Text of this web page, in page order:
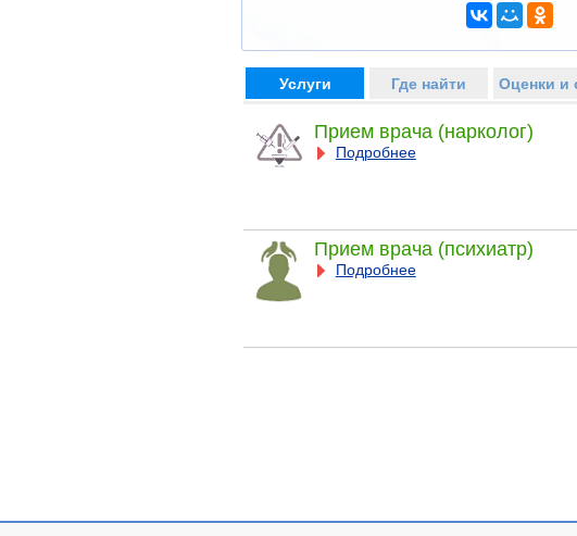
Услуги Где найти Оценки и
Прием врача (нарколог)
Подробнее
Прием врача (психиатр)
Подробнее